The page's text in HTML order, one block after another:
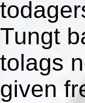
Tungt
tolags
given